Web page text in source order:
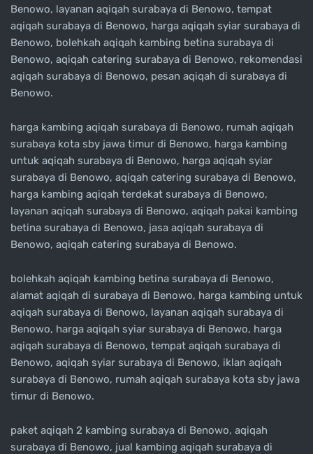
Benowo, layanan aqiqah surabaya di Benowo, tempat
aqiqah surabaya di Benowo, harga aqiqah syiar surabaya di
Benowo, bolehkah aqiqah kambing betina surabaya di
Benowo, aqiqah catering surabaya di Benowo, rekomendasi
aqiqah surabaya di Benowo, pesan aqiqah di surabaya di
Benowo.
harga kambing aqiqah surabaya di Benowo, rumah aqiqah
surabaya kota sby jawa timur di Benowo, harga kambing
untuk aqiqah surabaya di Benowo, harga aqiqah syiar
surabaya di Benowo, aqiqah catering surabaya di Benowo,
harga kambing aqiqah terdekat surabaya di Benowo,
layanan aqiqah surabaya di Benowo, aqiqah pakai kambing
betina surabaya di Benowo, jasa aqiqah surabaya di
Benowo, aqiqah catering surabaya di Benowo.
bolehkah aqiqah kambing betina surabaya di Benowo,
alamat aqiqah di surabaya di Benowo, harga kambing untuk
aqiqah surabaya di Benowo, layanan aqiqah surabaya di
Benowo, harga aqiqah syiar surabaya di Benowo, harga
aqiqah surabaya di Benowo, tempat aqiqah surabaya di
Benowo, aqiqah syiar surabaya di Benowo, iklan aqiqah
surabaya di Benowo, rumah aqiqah surabaya kota sby jawa
timur di Benowo.
paket aqiqah 2 kambing surabaya di Benowo, aqiqah
surabaya di Benowo, jual kambing aqiqah surabaya di